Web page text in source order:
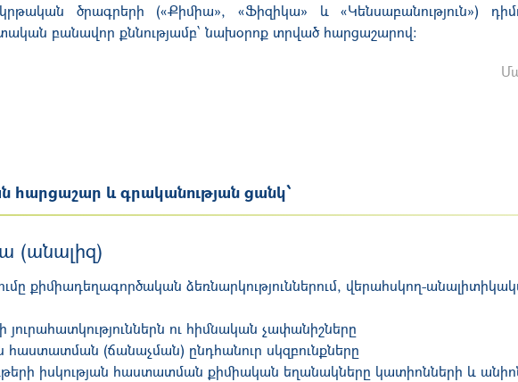
ծրագրերի («Քիմիա», «Ֆիզիկա» և «Կենսաբանություն»)
բանավոր քննությամբ՝ նախօրոք տրված հարցաշարով:
հարցաշար և գրականության ցանկ՝
(անալիզ)
քիմիադեղագործական ձեռնարկություններում, վերահսկող-
ու հիմնական չափանիշները
հաստատման (ճանաչման) ընդհանուր սկզբունքները
իսկության հաստատման քիմիական եղանակները կատիոնների և